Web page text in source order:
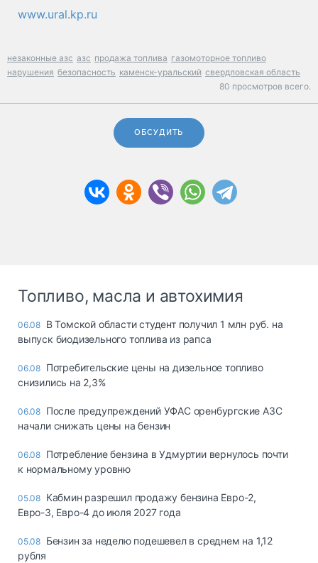
www.ural.kp.ru
незаконные азс азс продажа топлива газомоторное топливо
нарушения безопасность каменск-уральский свердловская область
80 просмотров всего.
ОБСУДИТЬ
Топливо, масла и автохимия
06.08 В Томской области студент получил 1 млн руб. на
выпуск биодизельного топлива из рапса
06.08 Потребительские цены на дизельное топливо
снизились на 2,3%
06.08 После предупреждений УФАС оренбургские АЗС
начали снижать цены на бензин
06.08 Потребление бензина в Удмуртии вернулось почти
к нормальному уровню
05.08 Кабмин разрешил продажу бензина Евро-2,
Евро-3, Евро-4 до июля 2027 года
05.08 Бензин за неделю подешевел в среднем на 1,12
рубля